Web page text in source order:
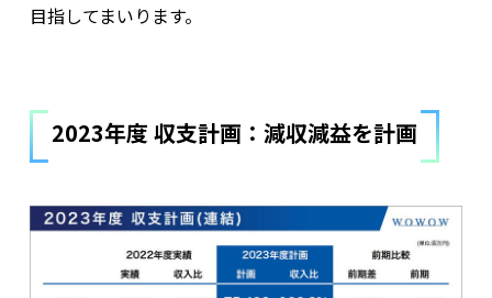
目指してまいります。
2023年度 収支計画：減収減益を計画